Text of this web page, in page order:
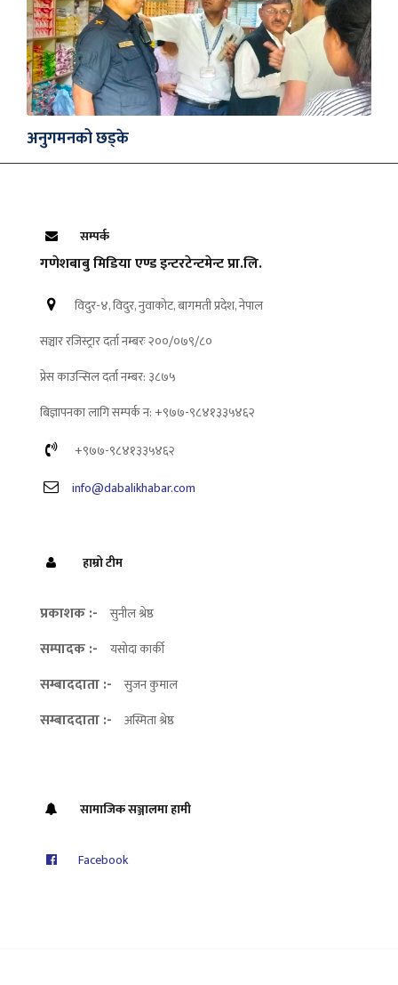
अनुगमनको छड्के
सम्पर्क
गणेशबाबु मिडिया एण्ड इन्टरटेन्टमेन्ट प्रा.लि.
विदुर-४, विदुर, नुवाकोट, बागमती प्रदेश, नेपाल
सञ्चार रजिस्ट्रार दर्ता नम्बरः २००/०७९/८०
प्रेस काउन्सिल दर्ता नम्बर: ३८७५
बिज्ञापनका लागि सम्पर्क न: +९७७-९८४१३३५४६२
+९७७-९८४१३३५४६२
info@dabalikhabar.com
हाम्रो टीम
प्रकाशक :- सुनील श्रेष्ठ
सम्पादक :- यसोदा कार्की
सम्बाददाता :- सुजन कुमाल
सम्बाददाता :- अस्मिता श्रेष्ठ
सामाजिक सञ्जालमा हामी
Facebook